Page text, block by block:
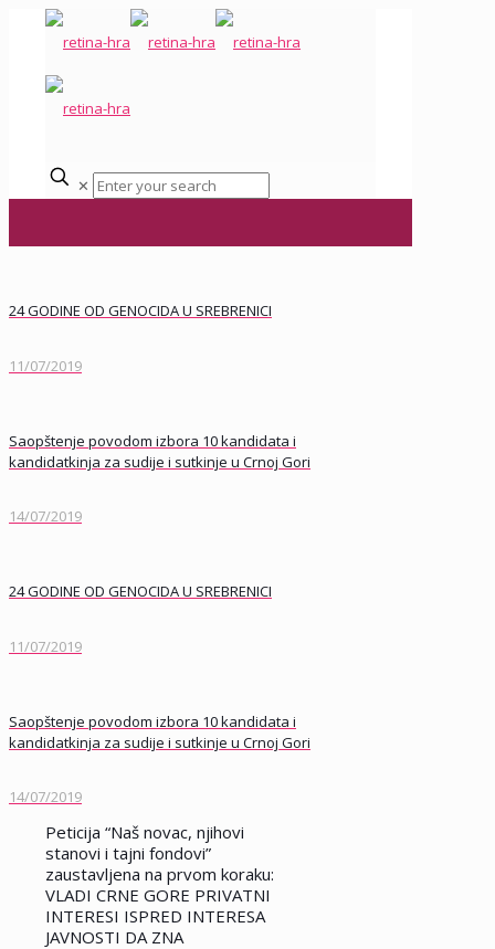
✕
24 GODINE OD GENOCIDA U SREBRENICI
11/07/2019
Saopštenje povodom izbora 10 kandidata i
kandidatkinja za sudije i sutkinje u Crnoj Gori
14/07/2019
24 GODINE OD GENOCIDA U SREBRENICI
11/07/2019
Saopštenje povodom izbora 10 kandidata i
kandidatkinja za sudije i sutkinje u Crnoj Gori
14/07/2019
Peticija “Naš novac, njihovi
stanovi i tajni fondovi”
zaustavljena na prvom koraku:
VLADI CRNE GORE PRIVATNI
INTERESI ISPRED INTERESA
JAVNOSTI DA ZNA